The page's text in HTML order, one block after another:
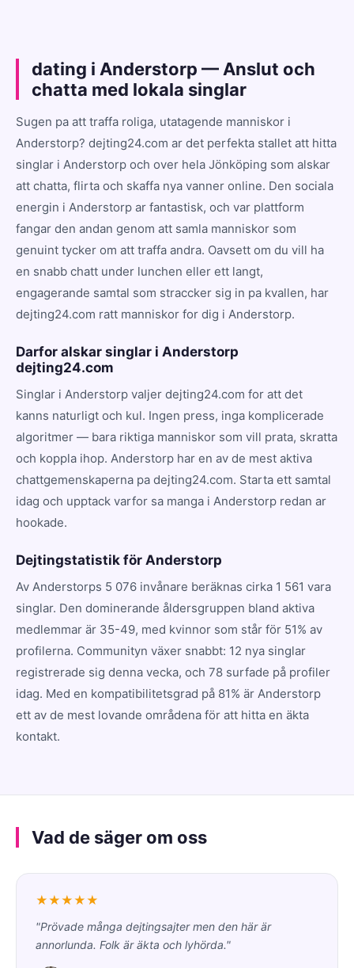
dating i Anderstorp — Anslut och
chatta med lokala singlar
Sugen pa att traffa roliga, utatagende manniskor i
Anderstorp? dejting24.com ar det perfekta stallet att hitta
singlar i Anderstorp och over hela Jönköping som alskar
att chatta, flirta och skaffa nya vanner online. Den sociala
energin i Anderstorp ar fantastisk, och var plattform
fangar den andan genom att samla manniskor som
genuint tycker om att traffa andra. Oavsett om du vill ha
en snabb chatt under lunchen eller ett langt,
engagerande samtal som straccker sig in pa kvallen, har
dejting24.com ratt manniskor for dig i Anderstorp.
Darfor alskar singlar i Anderstorp
dejting24.com
Singlar i Anderstorp valjer dejting24.com for att det
kanns naturligt och kul. Ingen press, inga komplicerade
algoritmer — bara riktiga manniskor som vill prata, skratta
och koppla ihop. Anderstorp har en av de mest aktiva
chattgemenskaperna pa dejting24.com. Starta ett samtal
idag och upptack varfor sa manga i Anderstorp redan ar
hookade.
Dejtingstatistik för Anderstorp
Av Anderstorps 5 076 invånare beräknas cirka 1 561 vara
singlar. Den dominerande åldersgruppen bland aktiva
medlemmar är 35-49, med kvinnor som står för 51% av
profilerna. Communityn växer snabbt: 12 nya singlar
registrerade sig denna vecka, och 78 surfade på profiler
idag. Med en kompatibilitetsgrad på 81% är Anderstorp
ett av de mest lovande områdena för att hitta en äkta
kontakt.
Vad de säger om oss
★★★★★
"Prövade många dejtingsajter men den här är
annorlunda. Folk är äkta och lyhörda."